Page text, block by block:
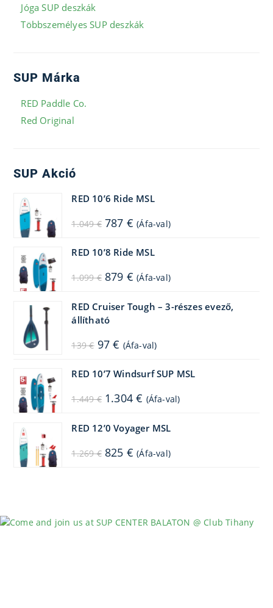
Jóga SUP deszkák
Többszemélyes SUP deszkák
SUP Márka
RED Paddle Co.
Red Original
SUP Akció
RED 10’6 Ride MSL
1.049€ Original
price
1.049 €.
787 € Current
price
(Áfa-val)
RED 10’8 Ride MSL
1.099€ Original
price
1.099 €.
879 € Current
price
879 €.
(Áfa-val)
RED Cruiser Tough – 3-részes evező,
állítható
139€ Original
price
97€ Current
price
97 €.
(Áfa-val)
RED 10’7 Windsurf SUP MSL
1.449€ Original
price
1.304€ Current
price
(Áfa-val)
RED 12’0 Voyager MSL
1.269€ Original
price
825 € Current
price
(Áfa-val)